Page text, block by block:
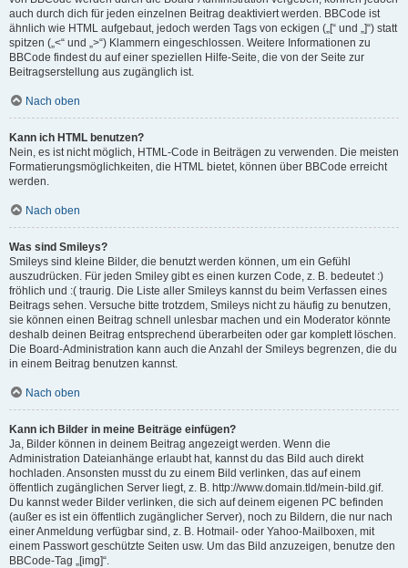
auch durch dich für jeden einzelnen Beitrag deaktiviert werden. BBCode ist
ähnlich wie HTML aufgebaut, jedoch werden Tags von eckigen („[“ und „]“) statt
spitzen („<“ und „>“) Klammern eingeschlossen. Weitere Informationen zu
BBCode findest du auf einer speziellen Hilfe-Seite, die von der Seite zur
Beitragserstellung aus zugänglich ist.
Nach oben
Kann ich HTML benutzen?
Nein, es ist nicht möglich, HTML-Code in Beiträgen zu verwenden. Die meisten
Formatierungsmöglichkeiten, die HTML bietet, können über BBCode erreicht
werden.
Nach oben
Was sind Smileys?
Smileys sind kleine Bilder, die benutzt werden können, um ein Gefühl
auszudrücken. Für jeden Smiley gibt es einen kurzen Code, z. B. bedeutet :)
fröhlich und :( traurig. Die Liste aller Smileys kannst du beim Verfassen eines
Beitrags sehen. Versuche bitte trotzdem, Smileys nicht zu häufig zu benutzen,
sie können einen Beitrag schnell unlesbar machen und ein Moderator könnte
deshalb deinen Beitrag entsprechend überarbeiten oder gar komplett löschen.
Die Board-Administration kann auch die Anzahl der Smileys begrenzen, die du
in einem Beitrag benutzen kannst.
Nach oben
Kann ich Bilder in meine Beiträge einfügen?
Ja, Bilder können in deinem Beitrag angezeigt werden. Wenn die
Administration Dateianhänge erlaubt hat, kannst du das Bild auch direkt
hochladen. Ansonsten musst du zu einem Bild verlinken, das auf einem
öffentlich zugänglichen Server liegt, z. B. http://www.domain.tld/mein-bild.gif.
Du kannst weder Bilder verlinken, die sich auf deinem eigenen PC befinden
(außer es ist ein öffentlich zugänglicher Server), noch zu Bildern, die nur nach
einer Anmeldung verfügbar sind, z. B. Hotmail- oder Yahoo-Mailboxen, mit
einem Passwort geschützte Seiten usw. Um das Bild anzuzeigen, benutze den
BBCode-Tag „[img]“.